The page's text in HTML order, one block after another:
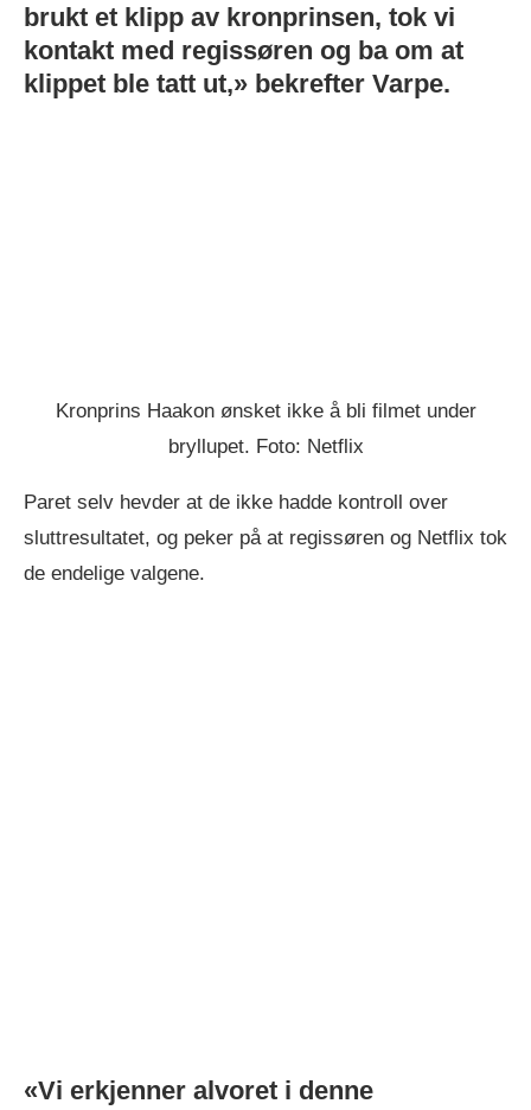
brukt et klipp av kronprinsen, tok vi
kontakt med regissøren og ba om at
klippet ble tatt ut,» bekrefter Varpe.
Kronprins Haakon ønsket ikke å bli filmet under
bryllupet. Foto: Netflix
Paret selv hevder at de ikke hadde kontroll over
sluttresultatet, og peker på at regissøren og Netflix tok
de endelige valgene.
«Vi erkjenner alvoret i denne